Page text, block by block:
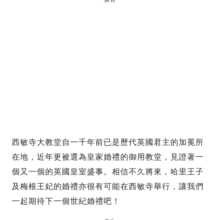
西敏寺大教堂自一千年前已是歷代英國君主的加冕所
在地，近年更被選為皇家婚禮的御用教堂，見證著一
個又一個的英國皇室盛事。相信不久將來，哈里王子
及梅根王妃的婚禮亦很有可能在西敏寺舉行，讓我們
一起期待下一個世紀婚禮吧！